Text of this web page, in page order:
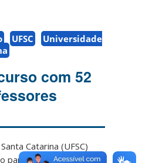
UFSC
Universidade
com 52
Catarina (UFSC)
para o cargo de